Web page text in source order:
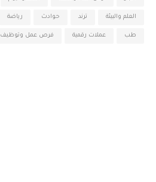
العلم والبيئة ترند حوادث رياضة
طب عملات رقمية فرص عمل وتوظيف